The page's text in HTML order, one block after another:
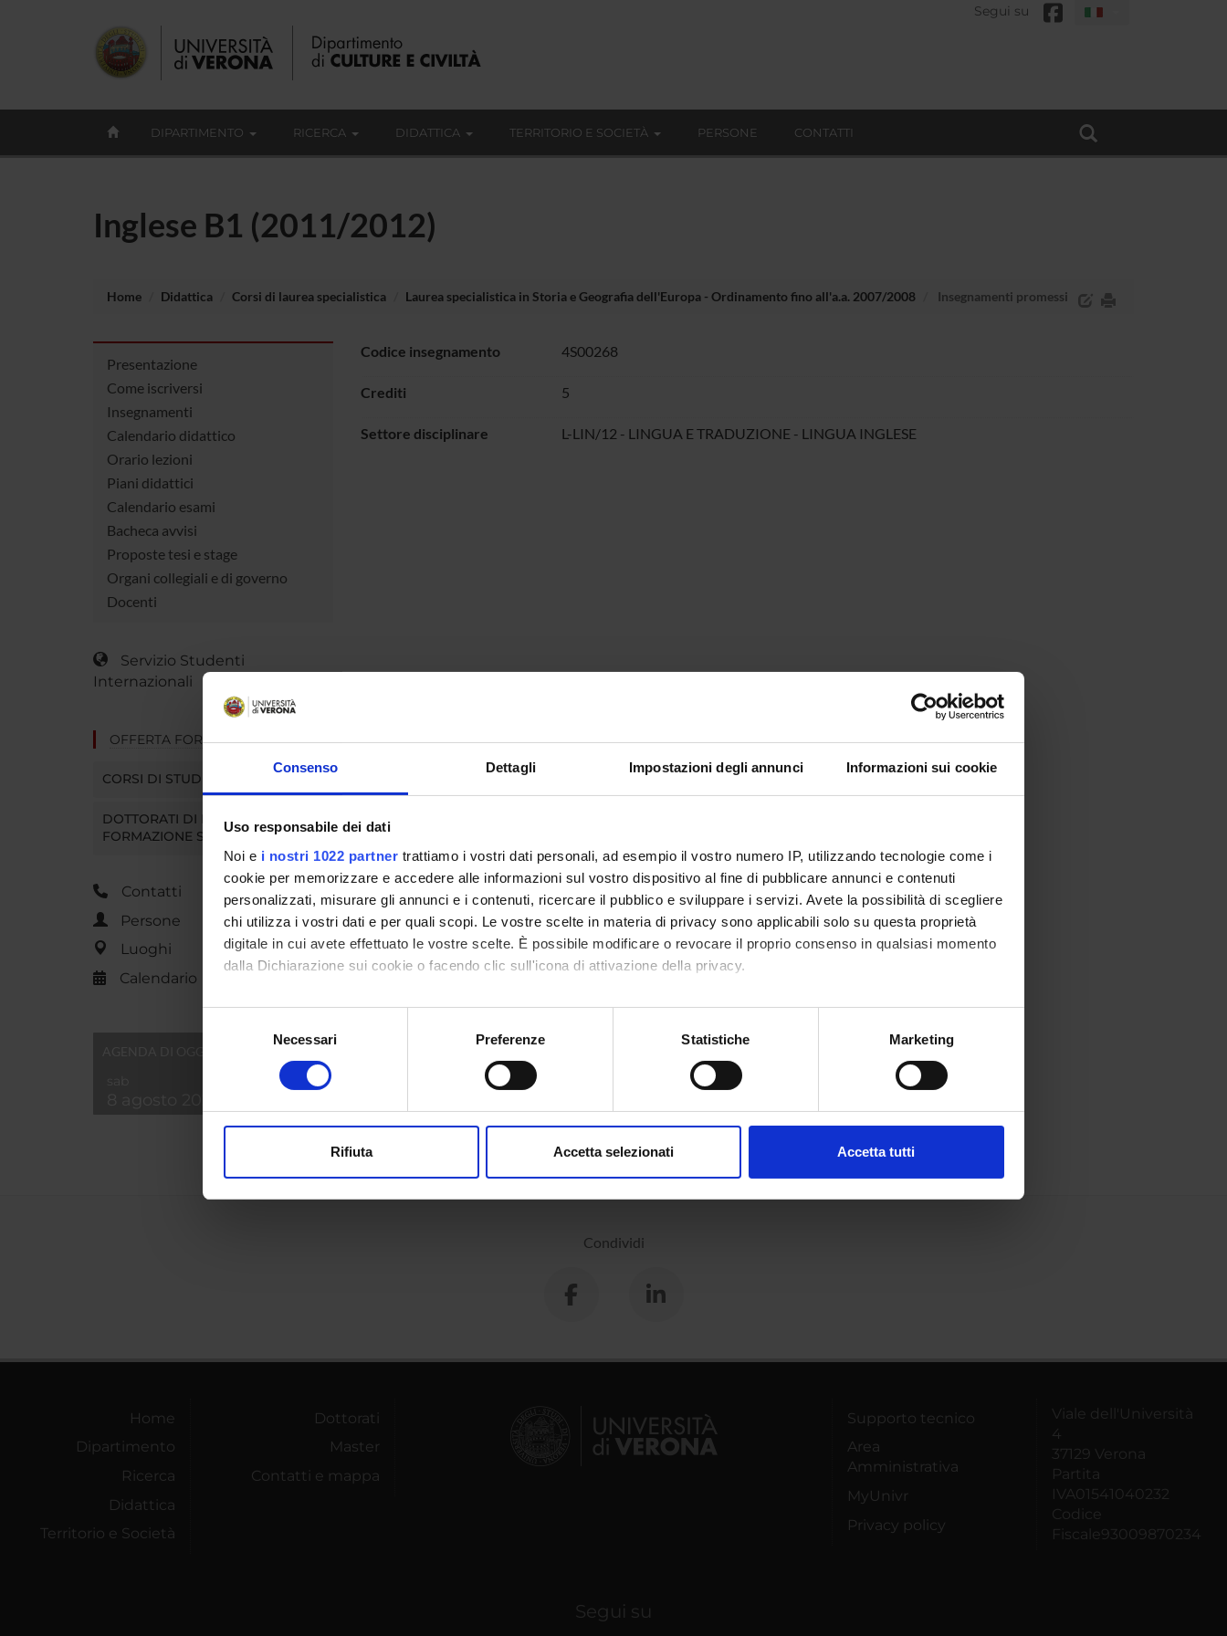
Consenso Dettagli Impostazioni degli annunci Informazioni sui cookie
Uso responsabile dei dati
Noi e i nostri 1022 partner trattiamo i vostri dati personali, ad esempio il vostro numero IP, utilizzando tecnologie come i
cookie per memorizzare e accedere alle informazioni sul vostro dispositivo al fine di pubblicare annunci e contenuti
personalizzati, misurare gli annunci e i contenuti, ricercare il pubblico e sviluppare i servizi. Avete la possibilità di scegliere
chi utilizza i vostri dati e per quali scopi. Le vostre scelte in materia di privacy sono applicabili solo su questa proprietà
digitale in cui avete effettuato le vostre scelte. È possibile modificare o revocare il proprio consenso in qualsiasi momento
dalla Dichiarazione sui cookie o facendo clic sull'icona di attivazione della privacy.
Con il tuo consenso, vorremmo anche:
raccogliere informazioni sulla tua posizione geografica, con un'approssimazione di qualche metro,
digitali).
modificare o ritirare il tuo consenso in qualsiasi momento dalla Dichiarazione sui cookie.
Necessari Preferenze Statistiche Marketing
Rifiuta Accetta selezionati Accetta tutti
Segui su
DIPARTIMENTO RICERCA DIDATTICA TERRITORIO E SOCIETÀ PERSONE CONTATTI
Inglese B1 (2011/2012)
Home Didattica Corsi di laurea specialistica Laurea specialistica in Storia e Geografia dell'Europa - Ordinamento fino all'a.a. 2007/2008 Insegnamenti promessi
Presentazione
Come iscriversi
Insegnamenti
Calendario didattico
Orario lezioni
Piani didattici
Calendario esami
Bacheca avvisi
Proposte tesi e stage
Organi collegiali e di governo
Docenti
Servizio Studenti
Internazionali
OFFERTA FORMATIVA
CORSI DI STUDIO
DOTTORATI DI RICERCA E
FORMAZIONE SUPERIORE
Contatti
Persone
Luoghi
Calendario
Codice insegnamento 4S00268
Crediti 5
Settore disciplinare L-LIN/12 - LINGUA E TRADUZIONE - LINGUA INGLESE
Condividi
Home
Dipartimento
Ricerca
Didattica
Territorio e Società
Dottorati
Master
Contatti e mappa
Supporto tecnico
Area
Amministrativa
MyUnivr
Privacy policy
Viale dell'Università
4
37129 Verona
Partita
IVA01541040232
Codice
Fiscale93009870234
Segui su